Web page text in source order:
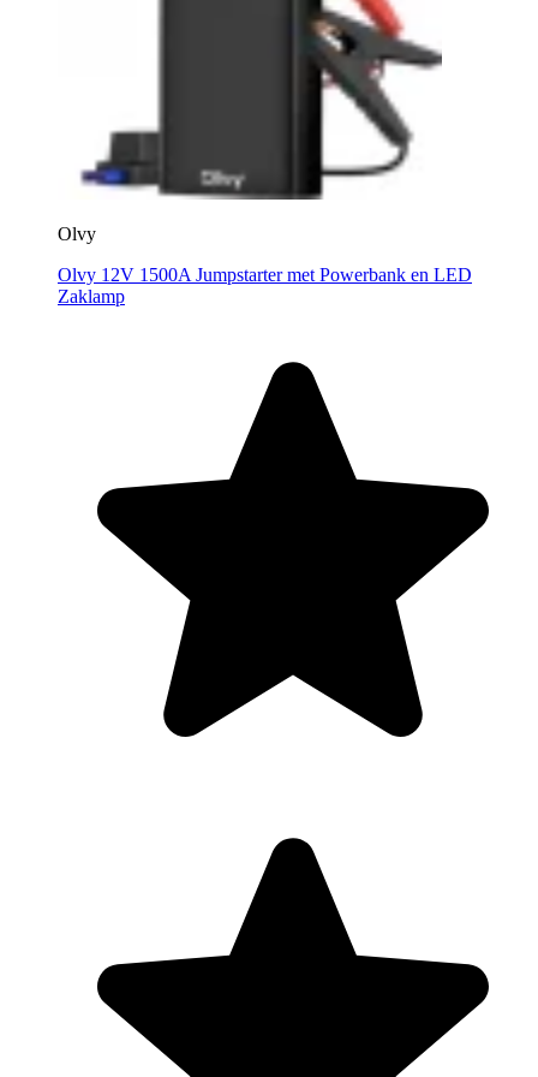
Olvy
Olvy 12V 1500A Jumpstarter met Powerbank en LED
Zaklamp